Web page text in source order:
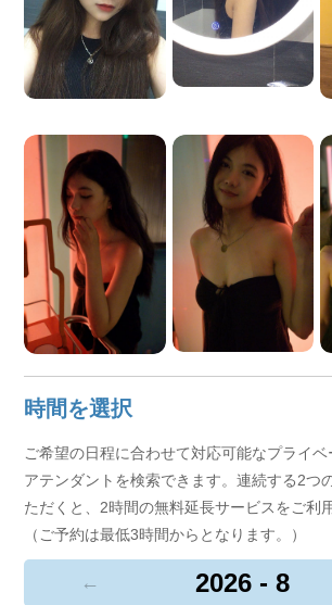
時間を選択
ご希望の日程に合わせて対応可能なプライ
アテンダントを検索できます。連続する2つ
ただくと、2時間の無料延長サービスをご利
（ご予約は最低3時間からとなります。）
← 2026 - 8